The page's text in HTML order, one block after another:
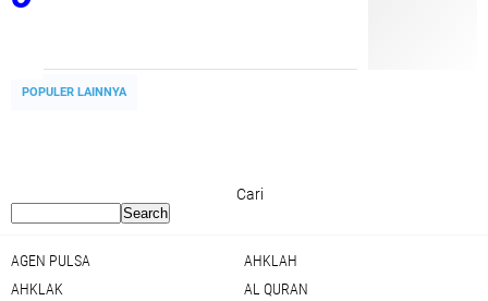
POPULER LAINNYA
Cari
AGEN PULSA
AHKLAH
AHKLAK
AL QURAN